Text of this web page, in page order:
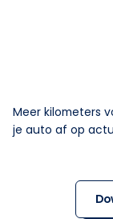
Meer kilometers
je auto af op